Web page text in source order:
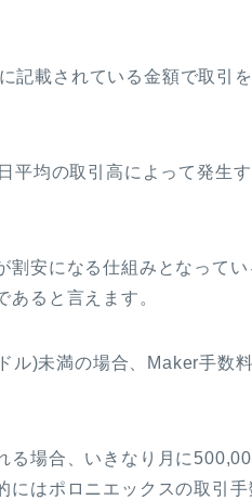
記載されている金額で取引
平均の取引高によって発生
安になる仕組みとなって
あると言えます。
)未満の場合、Maker手数
る場合、いきなり月に
にはポロニエックスの取引